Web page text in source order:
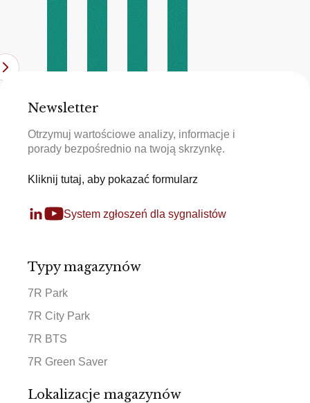
Newsletter
Otrzymuj wartościowe analizy, informacje i
porady bezpośrednio na twoją skrzynkę.
Kliknij tutaj, aby pokazać formularz
System zgłoszeń dla sygnalistów
Typy magazynów
7R Park
7R City Park
7R BTS
7R Green Saver
Lokalizacje magazynów